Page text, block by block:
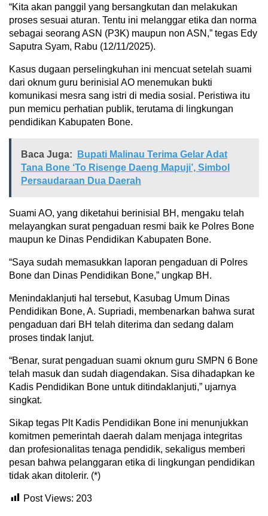
“Kita akan panggil yang bersangkutan dan melakukan
proses sesuai aturan. Tentu ini melanggar etika dan norma
sebagai seorang ASN (P3K) maupun non ASN,” tegas Edy
Saputra Syam, Rabu (12/11/2025).
Kasus dugaan perselingkuhan ini mencuat setelah suami
dari oknum guru berinisial AO menemukan bukti
komunikasi mesra sang istri di media sosial. Peristiwa itu
pun memicu perhatian publik, terutama di lingkungan
pendidikan Kabupaten Bone.
Baca Juga:
Bupati Malinau Terima Gelar Adat
Tana Bone ‘To Risenge Daeng Mapuji’, Simbol
Persaudaraan Dua Daerah
Suami AO, yang diketahui berinisial BH, mengaku telah
melayangkan surat pengaduan resmi baik ke Polres Bone
maupun ke Dinas Pendidikan Kabupaten Bone.
“Saya sudah memasukkan laporan pengaduan di Polres
Bone dan Dinas Pendidikan Bone,” ungkap BH.
Menindaklanjuti hal tersebut, Kasubag Umum Dinas
Pendidikan Bone, A. Supriadi, membenarkan bahwa surat
pengaduan dari BH telah diterima dan sedang dalam
proses tindak lanjut.
“Benar, surat pengaduan suami oknum guru SMPN 6 Bone
telah masuk dan sudah diagendakan. Sisa dihadapkan ke
Kadis Pendidikan Bone untuk ditindaklanjuti,” ujarnya
singkat.
Sikap tegas Plt Kadis Pendidikan Bone ini menunjukkan
komitmen pemerintah daerah dalam menjaga integritas
dan profesionalitas tenaga pendidik, sekaligus memberi
pesan bahwa pelanggaran etika di lingkungan pendidikan
tidak akan ditolerir. (*)
Post Views: 203